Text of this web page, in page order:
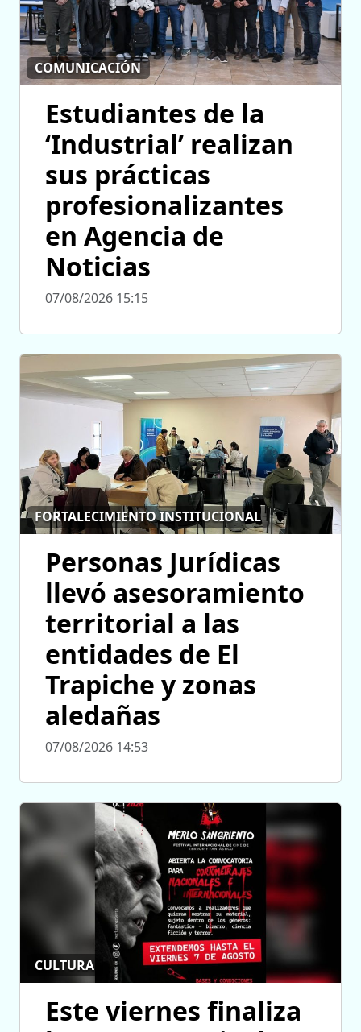
COMUNICACIÓN
Estudiantes de la
‘Industrial’ realizan
sus prácticas
profesionalizantes
en Agencia de
Noticias
07/08/2026 15:15
FORTALECIMIENTO INSTITUCIONAL
Personas Jurídicas
llevó asesoramiento
territorial a las
entidades de El
Trapiche y zonas
aledañas
07/08/2026 14:53
CULTURA
Este viernes finaliza